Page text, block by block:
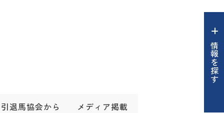
情報を探す
引退馬協会から メディア掲載